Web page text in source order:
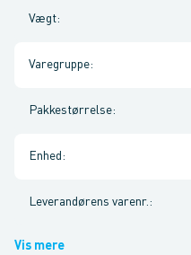
Vægt:
Varegruppe:
Pakkestørrelse:
Enhed :
Leverandørens varenr. :
Vis mere